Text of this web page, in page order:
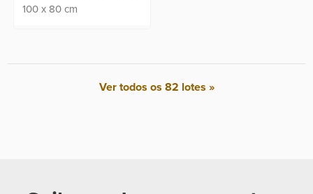
Técnica: pintura digital.
100x 80cm
Ver todos os 82 lotes »